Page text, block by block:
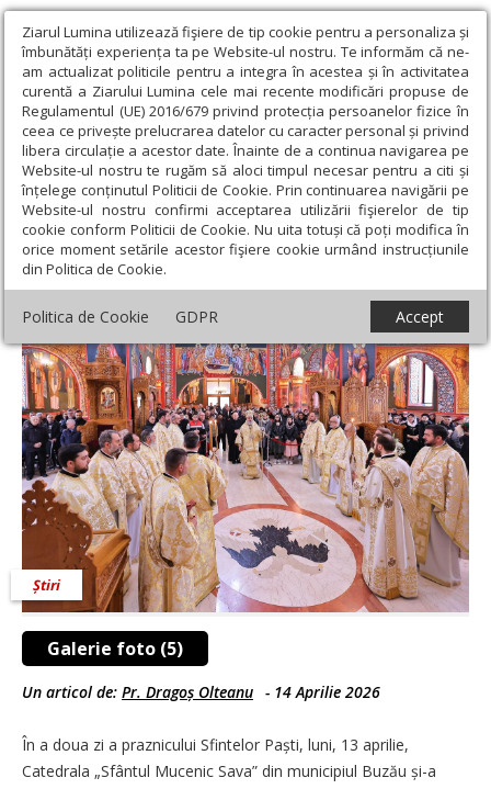
Ziarul Lumina utilizează fişiere de tip cookie pentru a personaliza și
îmbunătăți experiența ta pe Website-ul nostru. Te informăm că ne-
am actualizat politicile pentru a integra în acestea și în activitatea
curentă a Ziarului Lumina cele mai recente modificări propuse de
Regulamentul (UE) 2016/679 privind protecția persoanelor fizice în
ceea ce privește prelucrarea datelor cu caracter personal și privind
libera circulație a acestor date. Înainte de a continua navigarea pe
Website-ul nostru te rugăm să aloci timpul necesar pentru a citi și
înțelege conținutul Politicii de Cookie. Prin continuarea navigării pe
Website-ul nostru confirmi acceptarea utilizării fişierelor de tip
cookie conform Politicii de Cookie. Nu uita totuși că poți modifica în
orice moment setările acestor fişiere cookie urmând instrucțiunile
din Politica de Cookie.
Politica de Cookie GDPR Accept
Ziarul Lumina › Actualitate religioasă › Știri › Hramul Catedralei
„Sfântul Mucenic Sava” din Buzău
Hramul Catedralei „Sfântul Mucenic Sava”
din Buzău
Galerie foto (5)
Știri
Un articol de: Pr. Dragoș Olteanu - 14 Aprilie 2026
În a doua zi a praznicului Sfintelor Paști, luni, 13 aprilie,
Catedrala „Sfântul Mucenic Sava” din municipiul Buzău și-a